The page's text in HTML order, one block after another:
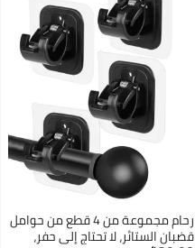
رحام مجموعة من 4 قطع من حوامل
قضبان الستائر، لا تحتاج إلى حفر،